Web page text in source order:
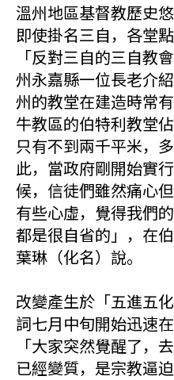
溫州地區基督教歷史
即使掛名三自，各堂
「反對三自的三自教
州永嘉縣一位長老介
州的教堂在建造時常
牛教區的伯特利教堂
只有不到兩千平米，
此，當政府剛開始實
候，信徒們雖然痛心
有些心虛，覺得我們
都是很自省的」，在
葉琳（化名）說。
改變產生於「五進五
詞七月中旬開始迅速
「大家突然覺醒了，
已經變質，是宗教逼迫